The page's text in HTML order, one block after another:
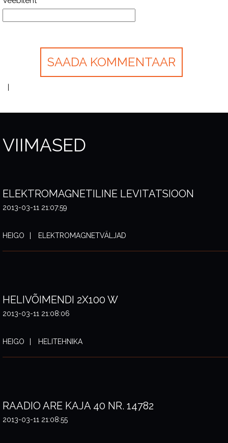
VIIMASED
ELEKTROMAGNETILINE LEVITATSIOON
2013-03-11 21:07:59
HEIGO ELEKTROMAGNETVÄLJAD
HELIVÕIMENDI 2X100 W
2013-03-11 21:08:06
HEIGO HELITEHNIKA
RAADIO ARE KAJA 40 NR. 14782
2013-03-11 21:08:55